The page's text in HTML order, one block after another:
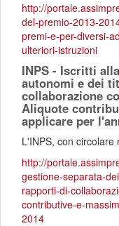
http://
del-premio-2013-
premi-e-per-diversi-
ulteriori-istruzioni
INPS - Iscritti
autonomi e dei
collaborazione
Aliquote
applicare per
L'INPS, con
http://
gestione-separata-
rapporti-di-
contributive-e-
2014